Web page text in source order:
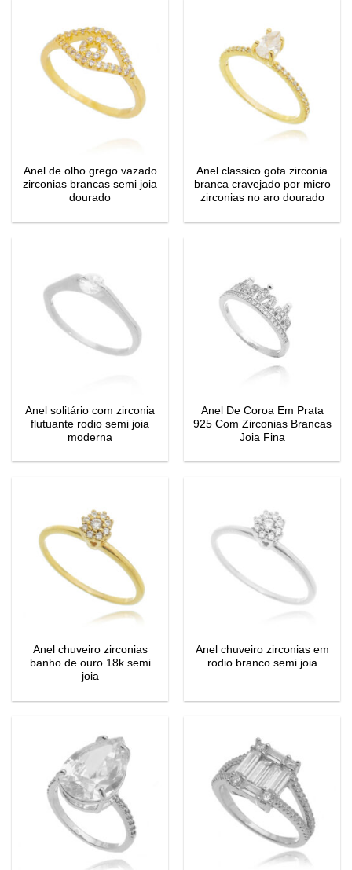
Anel de olho grego vazado
zirconias brancas semi joia
dourado
Anel classico gota zirconia
branca cravejado por micro
zirconias no aro dourado
Anel solitário com zirconia
flutuante rodio semi joia
moderna
Anel De Coroa Em Prata
925 Com Zirconias Brancas
Joia Fina
Anel chuveiro zirconias
banho de ouro 18k semi
joia
Anel chuveiro zirconias em
rodio branco semi joia